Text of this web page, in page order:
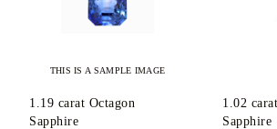
THIS IS A SAMPLE IMAGE
1.19 carat Octagon
Sapphire
1.02
Sapphire